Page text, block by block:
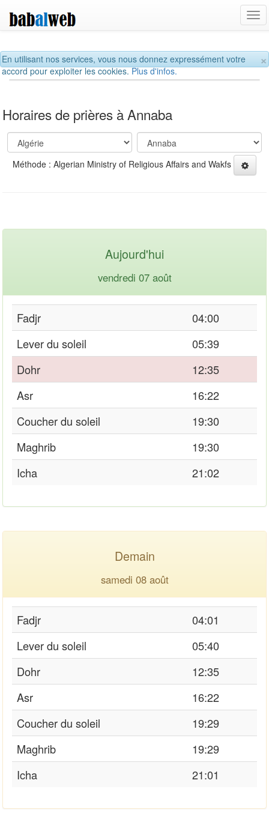
×
En utilisant nos services, vous nous donnez expressément votre
accord pour exploiter les cookies.Plus d'infos.
Horaires de prières à Annaba
Méthode : Algerian Ministry of Religious Affairs and Wakfs
Aujourd'hui
vendredi 07 août
Fadjr
04:00
Lever du soleil
05:39
Dohr
12:35
Asr
16:22
Coucher du soleil
19:30
Maghrib
19:30
Icha
21:02
Demain
samedi 08 août
Fadjr
04:01
Lever du soleil
05:40
Dohr
12:35
Asr
16:22
Coucher du soleil
19:29
Maghrib
19:29
Icha
21:01